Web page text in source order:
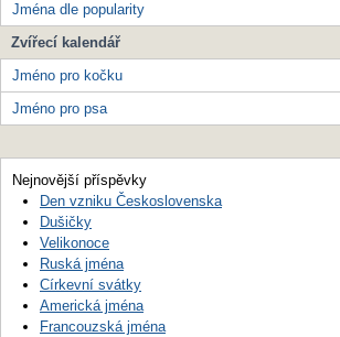
Jména dle popularity
Zvířecí kalendář
Jméno pro kočku
Jméno pro psa
Nejnovější příspěvky
Den vzniku Československa
Dušičky
Velikonoce
Ruská jména
Církevní svátky
Americká jména
Francouzská jména